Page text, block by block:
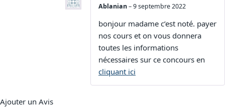
Ablanian–9 septembre 2022
bonjour madame c’est noté. payer
nos cours et on vous donnera
toutes les informations
nécessaires sur ce concours en
cliquant ici
Ajouter un Avis